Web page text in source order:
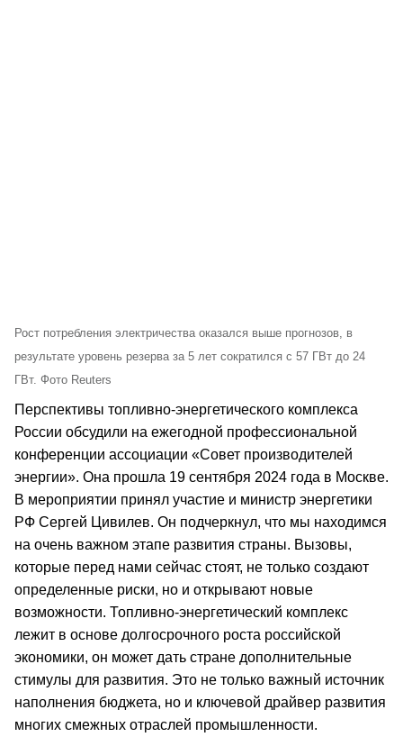
Рост потребления электричества оказался выше прогнозов, в
результате уровень резерва за 5 лет сократился с 57 ГВт до 24
ГВт. Фото Reuters
Перспективы топливно-энергетического комплекса
России обсудили на ежегодной профессиональной
конференции ассоциации «Совет производителей
энергии». Она прошла 19 сентября 2024 года в Москве.
В мероприятии принял участие и министр энергетики
РФ Сергей Цивилев. Он подчеркнул, что мы находимся
на очень важном этапе развития страны. Вызовы,
которые перед нами сейчас стоят, не только создают
определенные риски, но и открывают новые
возможности. Топливно-энергетический комплекс
лежит в основе долгосрочного роста российской
экономики, он может дать стране дополнительные
стимулы для развития. Это не только важный источник
наполнения бюджета, но и ключевой драйвер развития
многих смежных отраслей промышленности.